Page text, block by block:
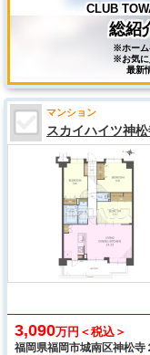
CLUB
総紹
※ホーム
※お気に
最新
マンション
スカイハイツ神
3,090万円＜税込＞
福岡県福岡市城南区神松寺